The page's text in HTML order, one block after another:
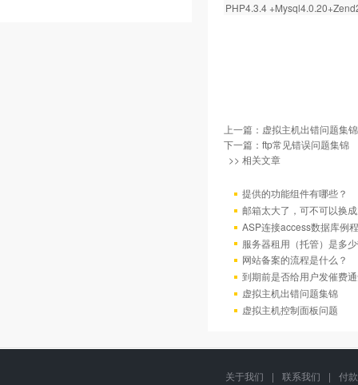
PHP4.3.4
上一篇： 虚拟主机出错问题集锦
下一篇： ftp常见错误问题集锦
>> 相关文章
提供的功能组件有哪些？
邮箱太大了，可不可以换
ASP连接access数据库例程
服务器租用（托管）是多
网站备案的流程是什么？
到期前是否给用户发催费
虚拟主机出错问题集锦
虚拟主机控制面板问题
关于我们 | 联系我们 |
付